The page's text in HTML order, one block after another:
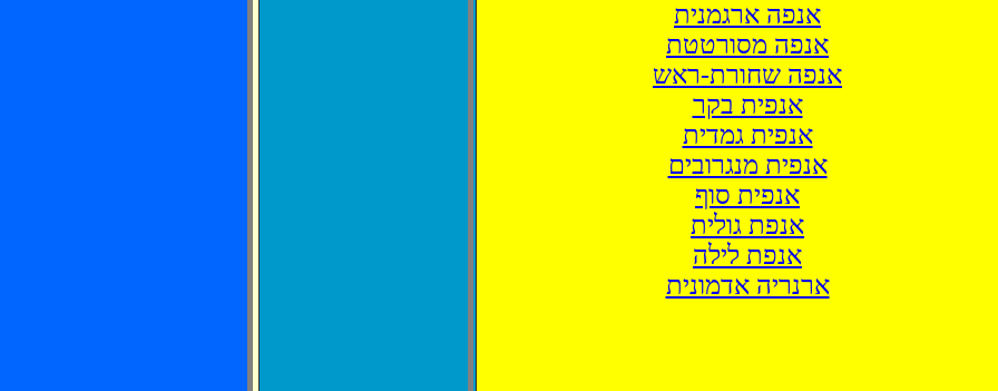
אנפה ארגמנית
אנפה מסורטטת
אנפה שחורת-ראש
אנפית בקר
אנפית גמדית
אנפית מנגרובים
אנפית סוף
אנפת גולית
אנפת לילה
ארנריה אדמונית